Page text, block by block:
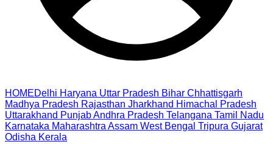
HOMEDelhi Haryana Uttar Pradesh Bihar Chhattisgarh
Madhya Pradesh Rajasthan Jharkhand Himachal Pradesh
Uttarakhand PunjabAndhra Pradesh Telangana Tamil Nadu
Karnataka Maharashtra Assam West Bengal Tripura Gujarat
Odisha Kerala